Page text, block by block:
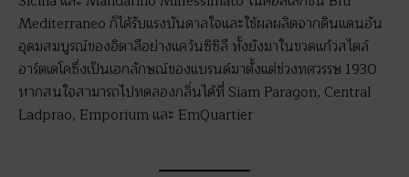
Mediterraneo ก็ได้รับแรงบันดาลใจและใช้ผลผลิตจากดินแดนอัน
อุดมสมบูรณ์ของอิตาลีอย่างแคว้นซิซิลี ทั้งยังมาในขวดแก้วสไตล์
อาร์ตเดโคซึ่งเป็นเอกลักษณ์ของแบรนด์มาตั้งแต่ช่วงทศวรรษ 1930
หากสนใจสามารถไปทดลองกลิ่นได้ที่ Siam Paragon, Central
Ladprao, Emporium และ EmQuartier